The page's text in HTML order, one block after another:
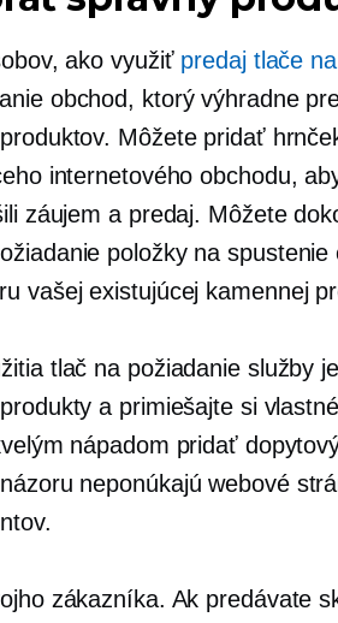
ako využiť predaj tlače
obchod, ktorý výhradne
produktov. Môžete pridať
internetového obchodu,
záujem a predaj. Môžete
položky na spustenie
vašej existujúcej kamennej
tlač na požiadanieslužby
produkty a primiešajte si
nápadom pridať
neponúkajú webové
zákazníka. Ak predávate